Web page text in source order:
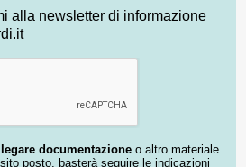
alla newsletter di informazione
documentazione o altro materiale
posto, basterà seguire le indicazioni